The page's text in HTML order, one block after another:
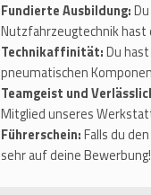
Fundierte Ausbildung:
Nutzfahrzeugtechnik
Technikaffinität:Du
pneumatischen
Teamgeist und
Mitglied unseres
Führerschein:Falls du
sehr auf deine Bewerbung!